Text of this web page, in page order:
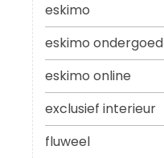
eskimo
eskimo ondergoed
eskimo online
exclusief interieur
fluweel